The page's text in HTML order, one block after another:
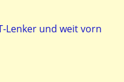
Lenker und weit vorn